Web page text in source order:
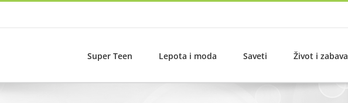
Super Teen Lepota i moda Saveti Život i zabava